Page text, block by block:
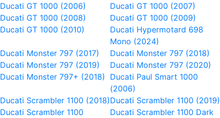
Ducati GT 1000 (2006)
Ducati GT 1000 (2007)
Ducati GT 1000 (2008)
Ducati GT 1000 (2009)
Ducati GT 1000 (2010)
Ducati Hypermotard 698
Mono (2024)
Ducati Monster 797 (2017)
Ducati Monster 797 (2018)
Ducati Monster 797 (2019)
Ducati Monster 797 (2020)
Ducati Monster 797+ (2018)
Ducati Paul Smart 1000
(2006)
Ducati Scrambler 1100 (2018)Ducati Scrambler 1100 (2019)
Ducati Scrambler 1100
Ducati Scrambler 1100 Dark